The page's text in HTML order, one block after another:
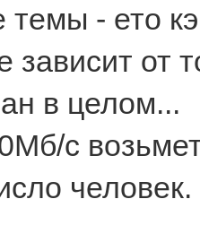
темы - ето
зависит от
в целом...
с
человек.